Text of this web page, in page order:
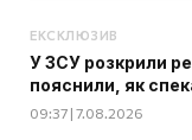
ЕКСКЛЮЗИВ
У ЗСУ розкрили
пояснили, як
09:37 | 7.08.2026